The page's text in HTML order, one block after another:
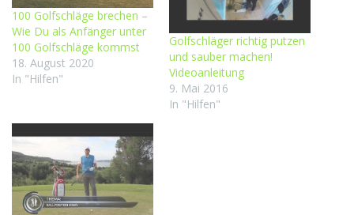
100 Golfschläge brechen –
Wie Du als Anfänger unter
100 Golfschläge kommst
18. August 2020
In "Hilfen"
Golfschläger richtig putzen
und sauber machen!
Videoanleitung
9. Mai 2016
In "Hilfen"